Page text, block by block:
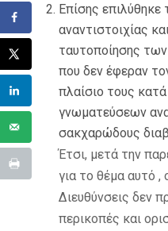
Επίσης επιλύθηκε
αναντιστοιχίας
ταυτοποίησης
που δεν έφεραν
πλαίσιο τους
γνωματεύσεων
σακχαρώδους
Έτσι, μετά την
για το θέμα αυτό ,
Διευθύνσεις δεν
περικοπές και